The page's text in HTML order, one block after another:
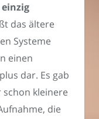
das ältere
Systeme
einen
dar. Es gab
kleinere
die